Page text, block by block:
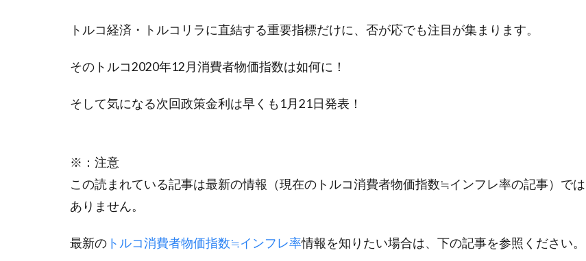
トルコ経済・トルコリラに直結する重要指標だけに、否が応でも注目が集まります。
そのトルコ2020年12月消費者物価指数は如何に！
そして気になる次回政策金利は早くも1月21日発表！
※：注意
この読まれている記事は最新の情報（現在のトルコ消費者物価指数≒インフレ率の記事）では
ありません。
最新の トルコ消費者物価指数≒インフレ率情報を知りたい場合は、下の記事を参照ください。